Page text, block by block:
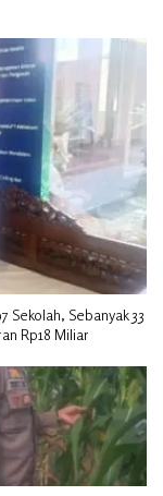
Sekolah, Sebanyak 33
Rp18 Miliar